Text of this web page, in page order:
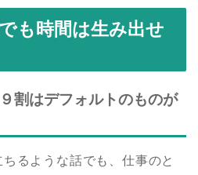
も時間は生み出せ
割はデフォルトのものが
るような話でも、仕事のと